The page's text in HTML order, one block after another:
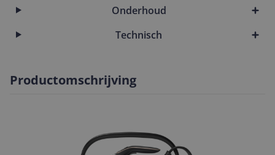
Onderhoud
Technisch
Productomschrijving